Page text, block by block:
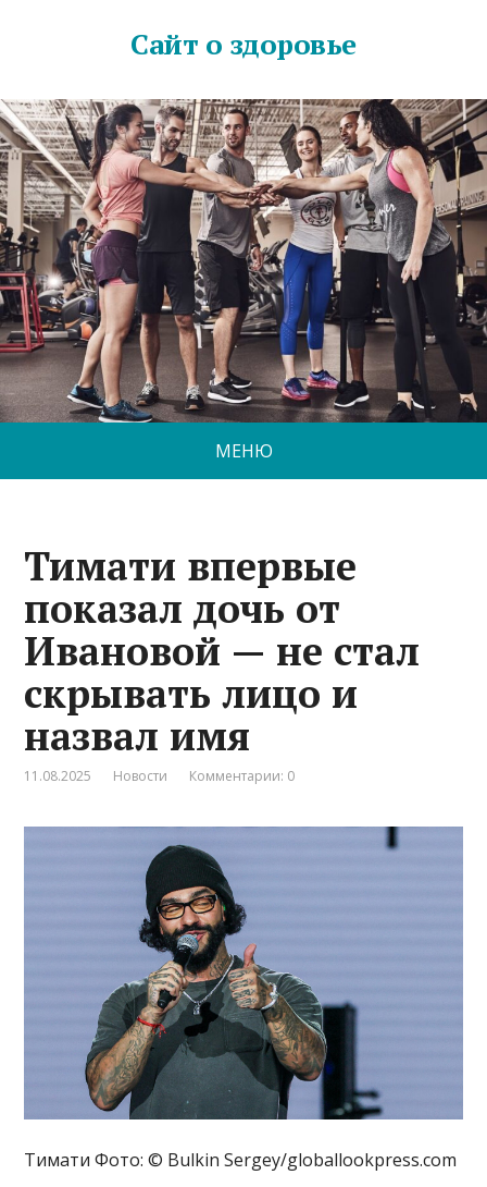
Сайт о здоровье
МЕНЮ
Тимати впервые
показал дочь от
Ивановой — не стал
скрывать лицо и
назвал имя
11.08.2025 Новости Комментарии: 0
Тимати Фото: © Bulkin Sergey/globallookpress.com